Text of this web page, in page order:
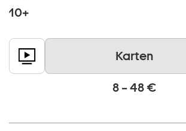
10+
Karten
8 – 48 €